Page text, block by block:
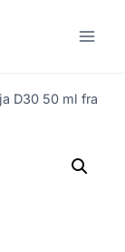
D30 50 ml fra